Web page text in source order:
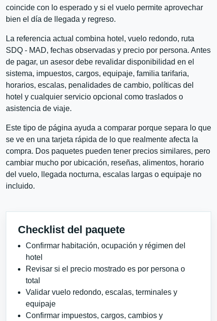
coincide con lo esperado y si el vuelo permite aprovechar
bien el día de llegada y regreso.
La referencia actual combina hotel, vuelo redondo, ruta
SDQ - MAD, fechas observadas y precio por persona. Antes
de pagar, un asesor debe revalidar disponibilidad en el
sistema, impuestos, cargos, equipaje, familia tarifaria,
horarios, escalas, penalidades de cambio, políticas del
hotel y cualquier servicio opcional como traslados o
asistencia de viaje.
Este tipo de página ayuda a comparar porque separa lo que
se ve en una tarjeta rápida de lo que realmente afecta la
compra. Dos paquetes pueden tener precios similares, pero
cambiar mucho por ubicación, reseñas, alimentos, horario
del vuelo, llegada nocturna, escalas largas o equipaje no
incluido.
Checklist del paquete
Confirmar habitación, ocupación y régimen del
hotel
Revisar si el precio mostrado es por persona o
total
Validar vuelo redondo, escalas, terminales y
equipaje
Confirmar impuestos, cargos, cambios y